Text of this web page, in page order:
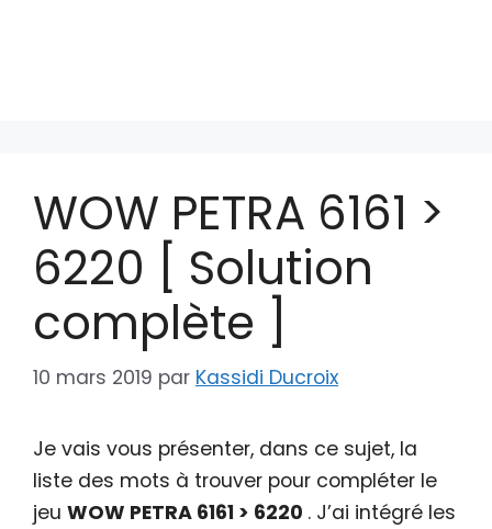
WOW PETRA 6161 >
6220 [ Solution
complète ]
10 mars 2019 par Kassidi Ducroix
Je vais vous présenter, dans ce sujet, la
liste des mots à trouver pour compléter le
jeu WOW PETRA 6161 > 6220 . J’ai intégré les